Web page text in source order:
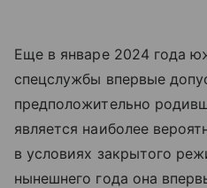
Еще в январе 2024 года
спецслужбы впервые
предположительно
является наиболее
в условиях закрытого
нынешнего года она